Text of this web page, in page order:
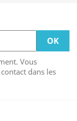
Vous
dans les